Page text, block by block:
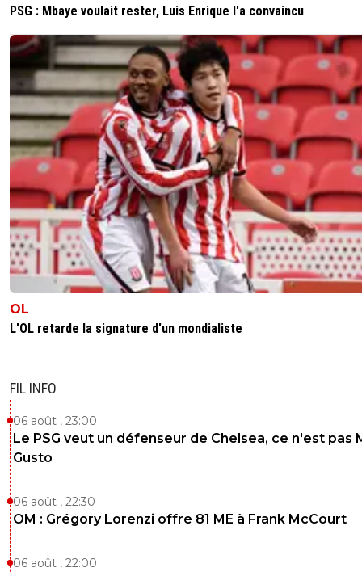
PSG : Mbaye voulait rester, Luis Enrique l'a convaincu
OL
L'OL retarde la signature d'un mondialiste
FIL INFO
06 août , 23:00
Le PSG veut un défenseur de Chelsea, ce n'est pas
Gusto
06 août , 22:30
OM : Grégory Lorenzi offre 81 ME à Frank McCourt
06 août , 22:00